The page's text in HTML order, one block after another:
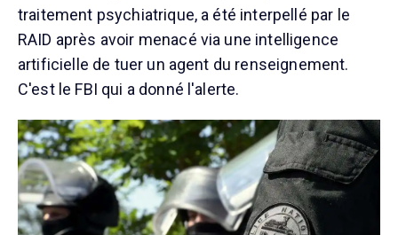
traitement psychiatrique, a été interpellé par le
RAID après avoir menacé via une intelligence
artificielle de tuer un agent du renseignement.
C'est le FBI qui a donné l'alerte.